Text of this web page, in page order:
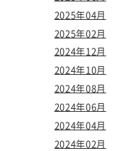
2025年04月
2025年02月
2024年12月
2024年10月
2024年08月
2024年06月
2024年04月
2024年02月